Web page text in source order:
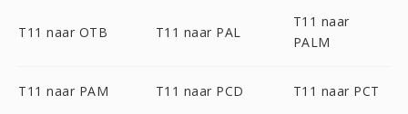
T11 naar OTB T11 naar PAL
T11 naar
PALM
T11 naar PAM T11 naar PCD T11 naar PCT